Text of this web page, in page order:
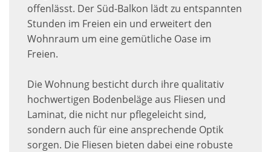
offenlässt. Der Süd-Balkon lädt zu entspannten
Stunden im Freien ein und erweitert den
Wohnraum um eine gemütliche Oase im
Freien.
Die Wohnung besticht durch ihre qualitativ
hochwertigen Bodenbeläge aus Fliesen und
Laminat, die nicht nur pflegeleicht sind,
sondern auch für eine ansprechende Optik
sorgen. Die Fliesen bieten dabei eine robuste